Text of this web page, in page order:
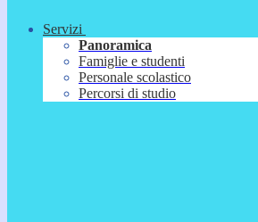
Servizi
Panoramica
Famiglie e studenti
Personale scolastico
Percorsi di studio